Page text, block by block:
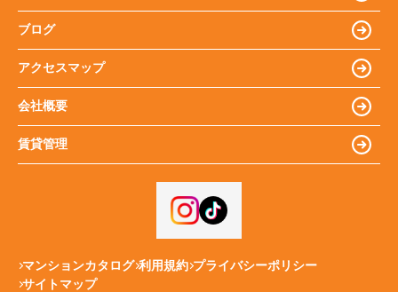
ブログ
アクセスマップ
会社概要
賃貸管理
マンションカタログ 利用規約 プライバシーポリシー
サイトマップ